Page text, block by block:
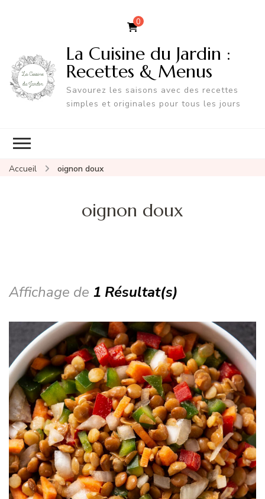
0
La Cuisine du Jardin :
Recettes & Menus
Savourez les saisons avec des recettes
simples et originales pour tous les jours
Accueil oignon doux
oignon doux
Affichage de 1 Résultat(s)